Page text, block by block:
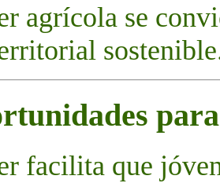
agrícola se
facilita que